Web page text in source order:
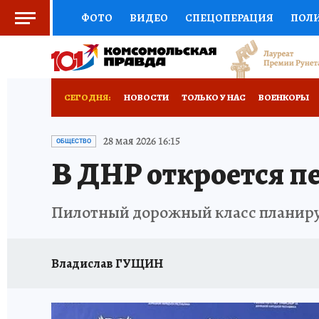
ФОТО ВИДЕО СПЕЦОПЕРАЦИЯ
СОЦПОДДЕРЖКА НАУКА СПОРТ
ВСЕ О КП
СЕГОДНЯ: НОВОСТИ ТОЛЬКО У НАС ВОЕНКОРЫ
НОВОРОССИЯ
ОБЩЕСТВО 28 мая 2026 16:15
В ДНР откроется
Пилотный дорожный класс
Владислав ГУЩИН